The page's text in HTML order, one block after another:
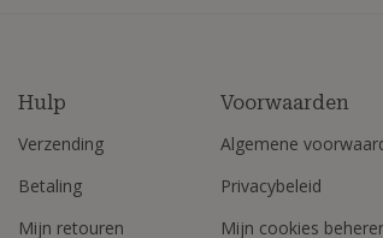
Hulp
Verzending
Betaling
Mijn retouren
Voorwaarden
Algemene
Privacybeleid
Mijn cookies